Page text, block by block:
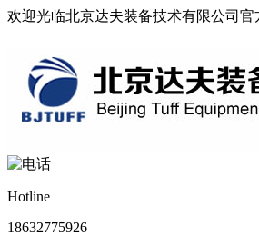
欢迎光临北京达夫装备技术有限公司官
Hotline
18632775926